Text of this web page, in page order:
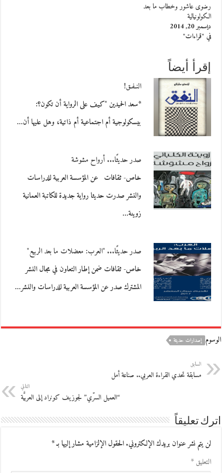
رضوى عاشور وخطاب ما بعد
الكولونيالية
ديسمبر 20, 2014
في "قراءات"
إقرأ أيضاً
النـفـق!
*سعد الحميدين "كيف على الرواية أن تكون؟:
بيسكولوجية أم اجتماعية أم ذاتية، وهل عليها أن…
صدر حديثًا... أرواح مشوشة
خاص- ثقافات عن المؤسسة العربية للدراسات
والنشر صدرت حديثا رواية جديدة للكاتبة العمانية
زوينة…
صدر حديثًا... "العرب: معضلات ما بعد الربيع"
خاص- ثقافات ضمن إطار التعاون في مجال النشر
المشترك صدر عن المؤسسة العربية للدراسات والنشر…
الوسوم إصدارات حديثة
السابق
مسابقة تحدي القراءة العربي.. صناعة أمل
التالي
“العميل السرّي” لجوزيف كونراد إلى العربيَّة
اترك تعليقاً
لن يتم نشر عنوان بريدك الإلكتروني.الحقول الإلزامية مشار إليها بـ*
التعليق*